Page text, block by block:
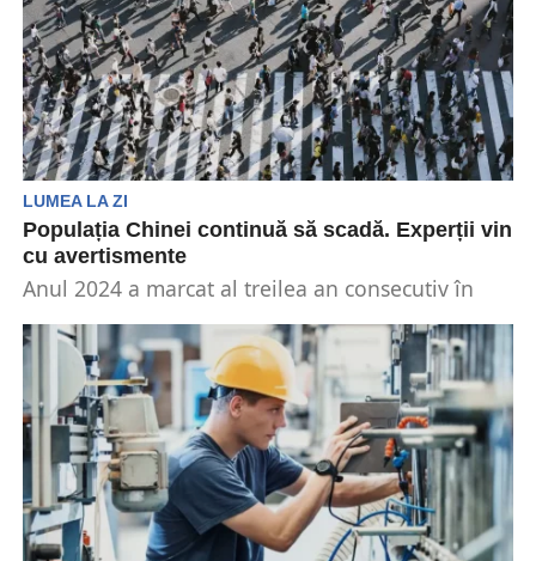
LUMEA LA ZI
Populația Chinei continuă să scadă. Experții vin
cu avertismente
Anul 2024 a marcat al treilea an consecutiv în
ridică...